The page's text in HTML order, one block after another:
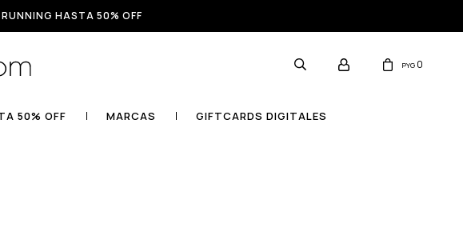
HASTA 50% OFF
50% OFF MARCAS GIFTCARDS DIGITALES
PYG 0